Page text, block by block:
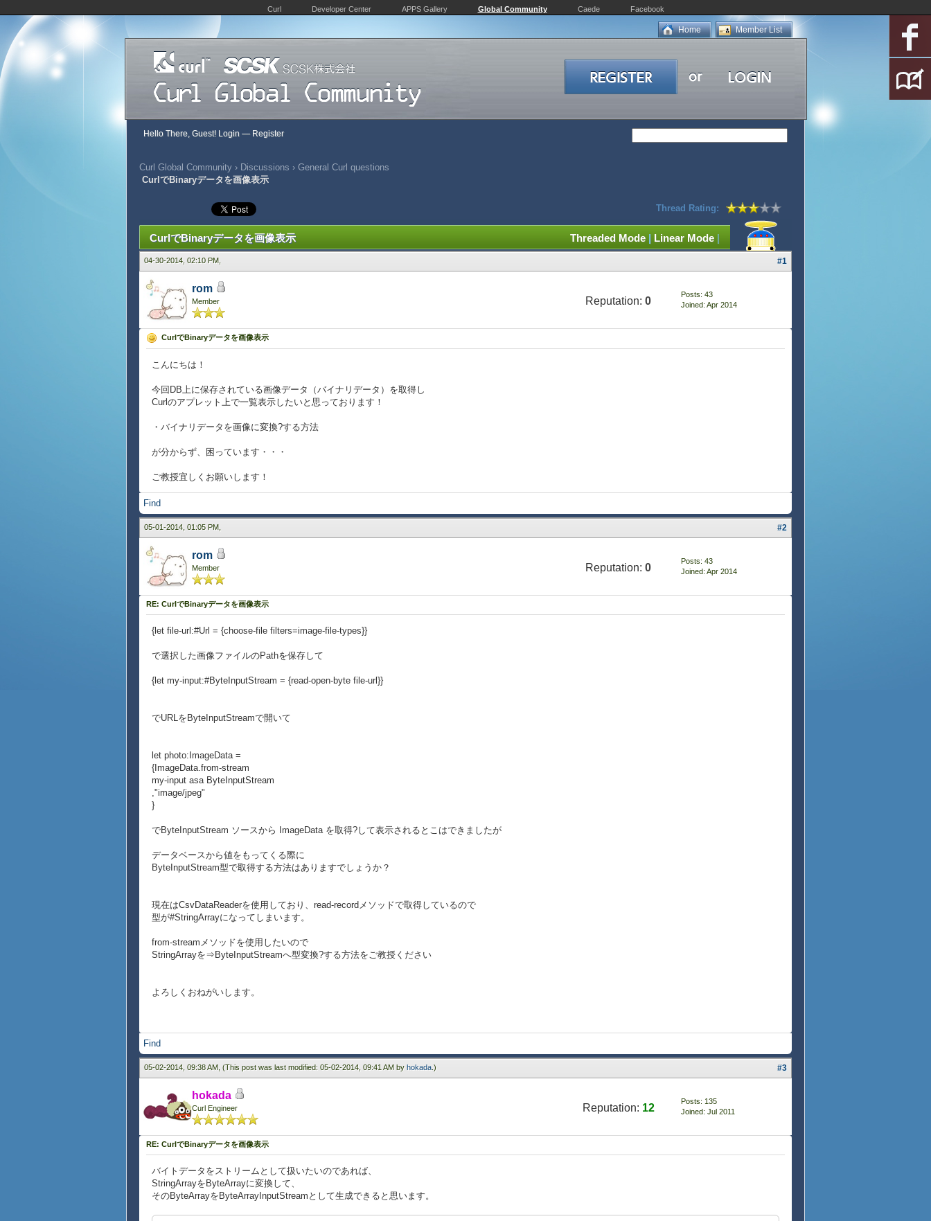
Curl Developer Center APPS Gallery Global Community Caede Facebook
Member List
Home
Hello There, Guest! Login — Register
Curl Global Community › Discussions › General Curl questions
CurlでBinaryデータを画像表示
Thread Rating:
Threaded Mode | Linear Mode |
CurlでBinaryデータを画像表示
04-30-2014, 02:10 PM, #1
rom
Member Reputation: 0
Posts: 43
Joined: Apr 2014
CurlでBinaryデータを画像表示
こんにちは！
今回DB上に保存されている画像データ（バイナリデータ）を取得し
Curlのアプレット上で一覧表示したいと思っております！
・バイナリデータを画像に変換?する方法
が分からず、困っています・・・
ご教授宜しくお願いします！
Find
05-01-2014, 01:05 PM, #2
rom
Member Reputation: 0
Posts: 43
Joined: Apr 2014
RE: CurlでBinaryデータを画像表示
{let file-url:#Url = {choose-file filters=image-file-types}}
で選択した画像ファイルのPathを保存して
{let my-input:#ByteInputStream = {read-open-byte file-url}}
でURLをByteInputStreamで開いて
let photo:ImageData =
{ImageData.from-stream
my-input asa ByteInputStream
,"image/jpeg"
}
でByteInputStream ソースから ImageData を取得?して表示されるとこはできましたが
データベースから値をもってくる際に
ByteInputStream型で取得する方法はありますでしょうか？
現在はCsvDataReaderを使用しており、read-recordメソッドで取得しているので
型が#StringArrayになってしまいます。
from-streamメソッドを使用したいので
StringArrayを⇒ByteInputStreamへ型変換?する方法をご教授ください
よろしくおねがいします。
Find
05-02-2014, 09:38 AM, (This post was last modified: 05-02-2014, 09:41 AM by hokada .) #3
hokada
Curl Engineer Reputation: 12
Posts: 135
Joined: Jul 2011
RE: CurlでBinaryデータを画像表示
バイトデータをストリームとして扱いたいのであれば、
StringArrayをByteArrayに変換して、
そのByteArrayをByteArrayInputStreamとして生成できると思います。